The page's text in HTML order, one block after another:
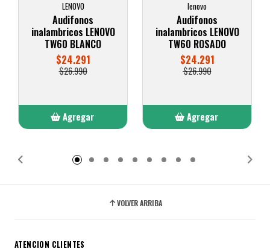
LENOVO
Audifonos
inalambricos LENOVO
TW60 BLANCO
$24.291
$26.990
Agregar
lenovo
Audifonos
inalambricos LENOVO
TW60 ROSADO
$24.291
$26.990
Agregar
VOLVER ARRIBA
ATENCION CLIENTES